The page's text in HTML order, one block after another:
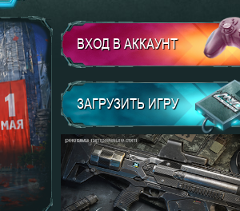
ВХОД В АККАУНТ
ЗАГРУЗИТЬ ИГРУ